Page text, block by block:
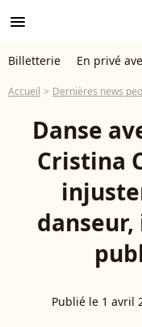
menu
Billetterie En privé
Accueil Dernières news
Danse
Cristina
Publié le 1 avril